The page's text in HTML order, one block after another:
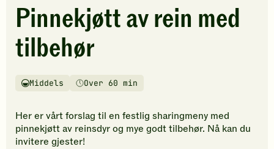
har
foreløpig
ingen
vurderinger.
den
til
å
vurdere
Pinnekjøtt av rein med
tilbehør
Vanskelighetsgrad
Middels
TilberedningstidOver 60 min
Her er vårt forslag til en festlig sharingmeny med
pinnekjøtt av reinsdyr og mye godt tilbehør. Nå kan du
invitere gjester!